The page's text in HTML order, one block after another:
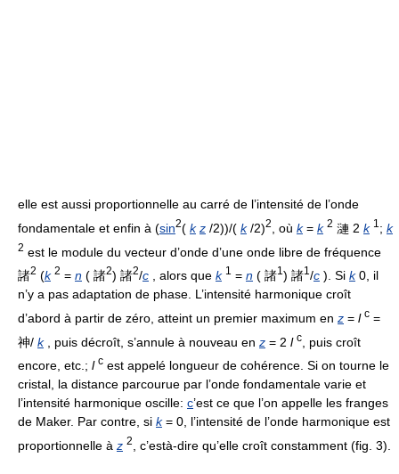
elle est aussi proportionnelle au carré de l’intensité de l’onde
fondamentale et enfin à (sin2( k z /2))/( k/2)2 , où k= k 2 漣 2 k 1 ; k
2 est le module du vecteur d’onde d’une onde libre de fréquence
諸2 (k 2 = n ( 諸2) 諸2/c , alors que k 1 = n ( 諸1 ) 諸1 /c ). Si k0, il
n’y a pas adaptation de phase. L’intensité harmonique croît
d’abord à partir de zéro, atteint un premier maximum en z = l c =
神/ k, puis décroît, s’annule à nouveau en z = 2 l c
, puis croît
encore, etc.; l c est appelé longueur de cohérence. Si on tourne le
cristal, la distance parcourue par l’onde fondamentale varie et
l’intensité harmonique oscille: c’est ce que l’on appelle les franges
de Maker. Par contre, si k= 0, l’intensité de l’onde harmonique est
proportionnelle à z 2 , c’està-dire qu’elle croît constamment (fig. 3).